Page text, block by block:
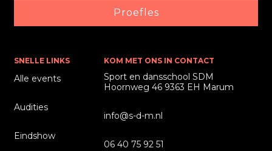
Proefles
SNELLE LINKS
Alle events
Audities
Eindshow
KOM MET ONS IN CONTACT
Sport en dansschool SDM
Hoornweg 46 9363 EH Marum
info@s-d-m.nl
06 40 75 92 51